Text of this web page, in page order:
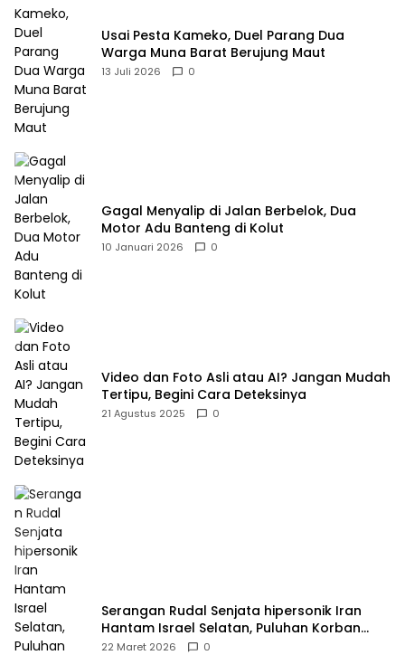
Usai Pesta Kameko, Duel Parang Dua
Warga Muna Barat Berujung Maut
13 Juli 2026 0
Gagal Menyalip di Jalan Berbelok, Dua
Motor Adu Banteng di Kolut
10 Januari 2026 0
Video dan Foto Asli atau AI? Jangan Mudah
Tertipu, Begini Cara Deteksinya
21 Agustus 2025 0
Serangan Rudal Senjata hipersonik Iran
Hantam Israel Selatan, Puluhan Korban
Dilaporkan Meninggal dan Ratusan Terluka
22 Maret 2026 0